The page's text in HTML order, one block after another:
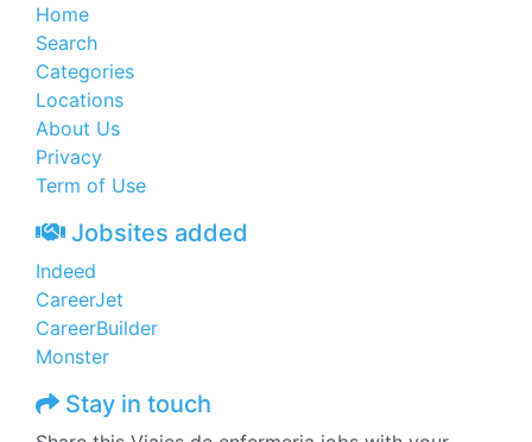
Home
Search
Categories
Locations
About Us
Privacy
Term of Use
Jobsites added
Indeed
CareerJet
CareerBuilder
Monster
Stay in touch